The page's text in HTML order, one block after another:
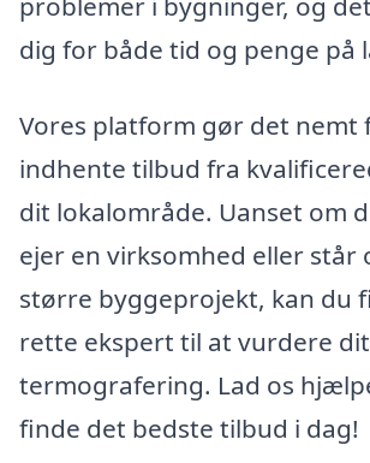
dig for både tid og penge på
Vores platform gør det nemt
indhente tilbud fra
dit lokalområde. Uanset om
ejer en virksomhed eller står
større byggeprojekt, kan du
rette ekspert til at vurdere
termografering. Lad os
finde det bedste tilbud i dag!